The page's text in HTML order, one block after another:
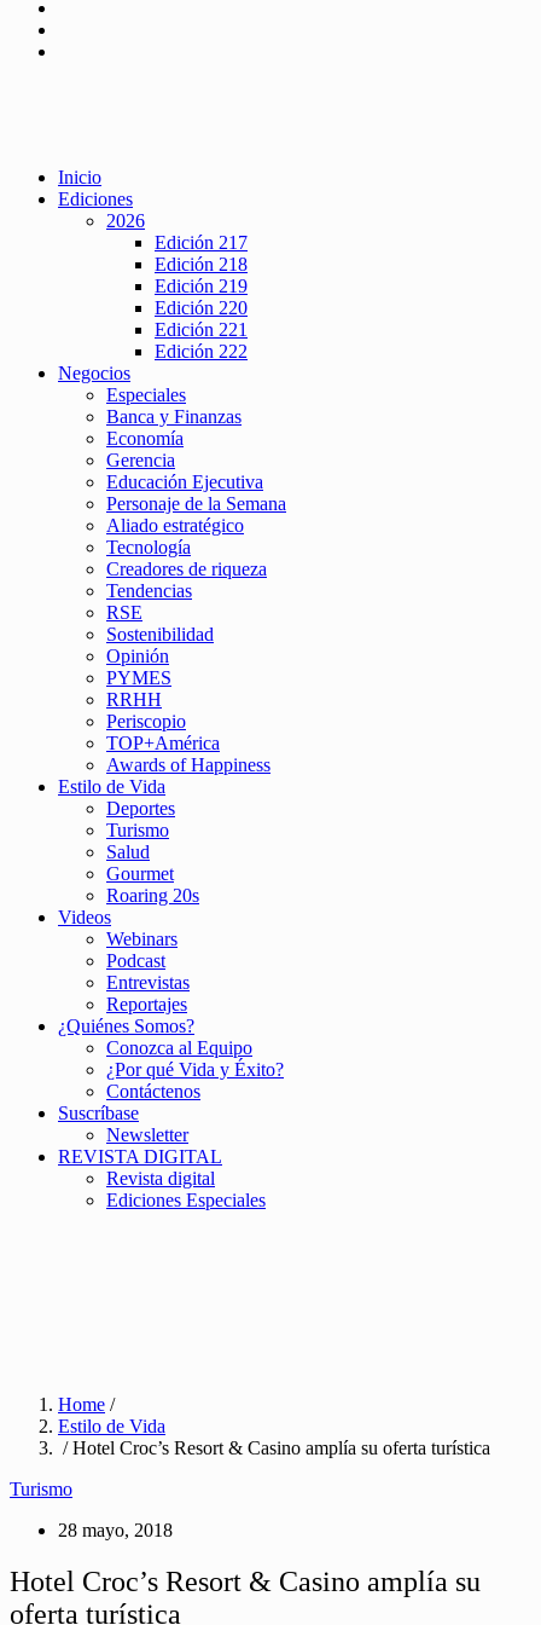
Inicio
Ediciones
2026
Edición 217
Edición 218
Edición 219
Edición 220
Edición 221
Edición 222
Negocios
Especiales
Banca y Finanzas
Economía
Gerencia
Educación Ejecutiva
Personaje de la Semana
Aliado estratégico
Tecnología
Creadores de riqueza
Tendencias
RSE
Sostenibilidad
Opinión
PYMES
RRHH
Periscopio
TOP+América
Awards of Happiness
Estilo de Vida
Deportes
Turismo
Salud
Gourmet
Roaring 20s
Videos
Webinars
Podcast
Entrevistas
Reportajes
¿Quiénes Somos?
Conozca al Equipo
¿Por qué Vida y Éxito?
Contáctenos
Suscríbase
Newsletter
REVISTA DIGITAL
Revista digital
Ediciones Especiales
Home /
Estilo de Vida
/ Hotel Croc’s Resort & Casino amplía su oferta turística
Turismo
28 mayo, 2018
Hotel Croc’s Resort & Casino amplía su
oferta turística